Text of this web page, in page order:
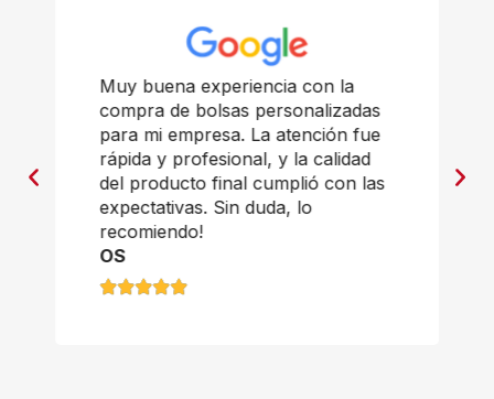
Muy buena experiencia con la
compra de bolsas personalizadas
para mi empresa. La atención fue
rápida y profesional, y la calidad
del producto final cumplió con las
expectativas. Sin duda, lo
recomiendo!
OS